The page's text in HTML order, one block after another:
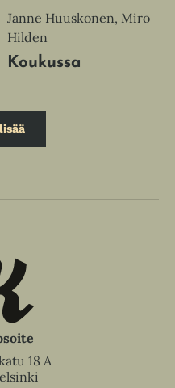
Janne Huuskonen, Miro
Hilden
Koukussa
18 A